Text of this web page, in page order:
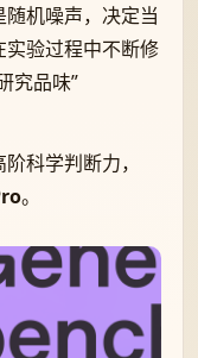
机噪声，决定当
验过程中不断修
究品味”
科学判断力，
。